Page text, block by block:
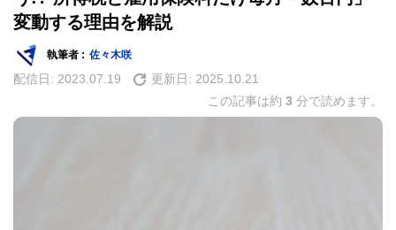
変動する理由を解説
執筆者 : 佐々木咲
配信日: 2023.07.19 更新日: 2025.10.21
この記事は約 3 分で読めます。